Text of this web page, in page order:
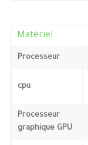
Matériel
Processeur
cpu
Processeur
graphique GPU